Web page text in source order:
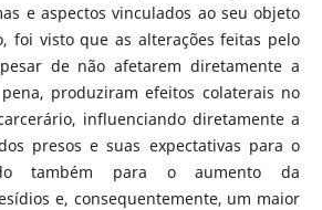
e aspectos vinculados ao seu objeto
foi visto que as alterações feitas pelo
de não afetarem diretamente a
produziram efeitos colaterais no
influenciando diretamente a
presos e suas expectativas para o
também para o aumento da
e, consequentemente, um maior